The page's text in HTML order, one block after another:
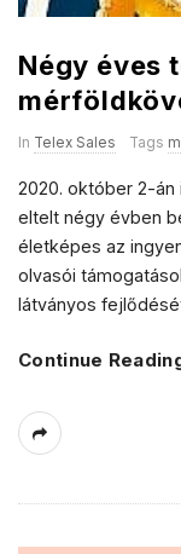
Négy éves
In Telex Sales Tags
2020. október 2-án
eltelt négy évben
életképes az
olvasói
látványos
Continue